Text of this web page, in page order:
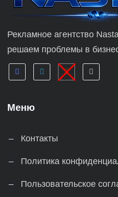
Рекламное агентство
решаем проблемы в
Меню
Контакты
Политика
Пользовательское